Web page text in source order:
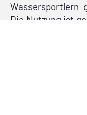
Wassersportlern
Die Nutzung ist